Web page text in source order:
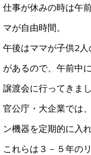
仕事が休みの時は午
マが自由時間。
午後はママが子供2
があるので、午前中
譲渡会に行ってきまし
官公庁・大企業では
ン機器を定期的に入
これらは３－５年の